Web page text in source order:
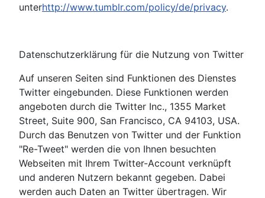
unterhttp://www.tumblr.com/policy/de/privacy.
Datenschutzerklärung für die Nutzung von Twitter
Auf unseren Seiten sind Funktionen des Dienstes
Twitter eingebunden. Diese Funktionen werden
angeboten durch die Twitter Inc., 1355 Market
Street, Suite 900, San Francisco, CA 94103, USA.
Durch das Benutzen von Twitter und der Funktion
"Re-Tweet" werden die von Ihnen besuchten
Webseiten mit Ihrem Twitter-Account verknüpft
und anderen Nutzern bekannt gegeben. Dabei
werden auch Daten an Twitter übertragen. Wir